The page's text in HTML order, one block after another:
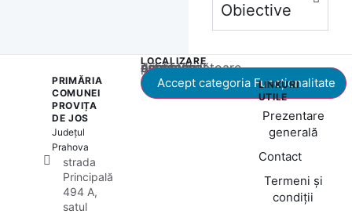
Obiective
PRIMĂRIA
COMUNEI
PROVIȚA
DE JOS
Județul
Prahova
strada
Principală
494 A,
satul
LOCALIZARE
Acest conținut este blocat până când acceptați categoria corespunzătoare de cookie-uri.
Accept categoria Funcționalitate
LINKURI
UTILE
Prezentare
generală
Contact
Termeni și
condiții